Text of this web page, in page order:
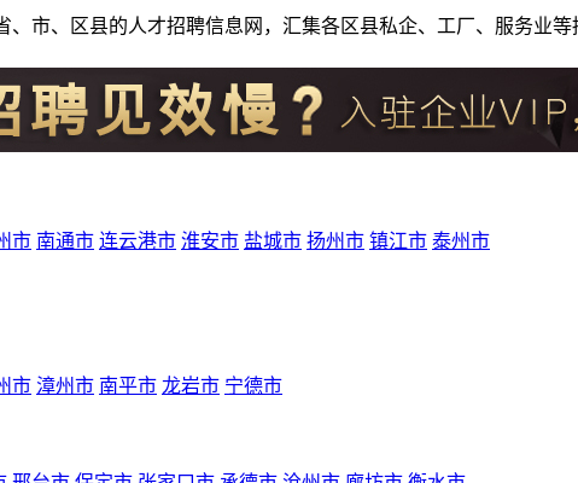
、市、区县的人才招聘信息网，汇集各区县私企、工厂、服务业
市 南通市 连云港市 淮安市 盐城市 扬州市 镇江市 泰州市
市 漳州市 南平市 龙岩市 宁德市